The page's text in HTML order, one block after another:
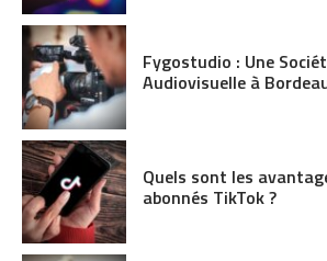
Fygostudio : Une
Audiovisuelle à
Quels sont les
abonnés TikTok ?